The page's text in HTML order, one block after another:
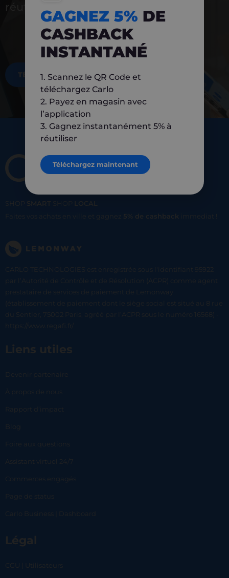
réutiliser
TÉLÉCHARGEZ MAINTENANT
SHOP SMART SHOP
LOCAL
Faites vos achats en ville et gagnez 5% de cashback immediat !
CARLO TECHNOLOGIES est enregistrée sous l'identifiant 95922
par l’Autorité de Contrôle et de Résolution (ACPR) comme agent
prestataire de services de paiement de Lemonway
(établissement de paiement dont le siège social est situé au 8 rue
du Sentier, 75002 Paris, agréé par l’ACPR sous le numéro 16568) -
https://www.regafi.fr/
Liens utiles
Devenir partenaire
À propos de nous
Rapport d’impact
Blog
Foire aux questions
Assistant virtuel 24/7
Commerces engagés
Page de status
Carlo Business | Dashboard
Légal
CGU | Utilisateurs
GAGNEZ 5% DE
CASHBACK
INSTANTANÉ
1. Scannez le QR Code et
téléchargez Carlo
2. Payez en magasin avec
l’application
3. Gagnez instantanément 5% à
réutiliser
Téléchargez maintenant